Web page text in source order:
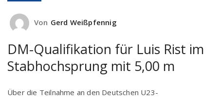
Von Gerd Weißpfennig
DM-Qualifikation für Luis Rist im
Stabhochsprung mit 5,00 m
Über die Teilnahme an den Deutschen U23-